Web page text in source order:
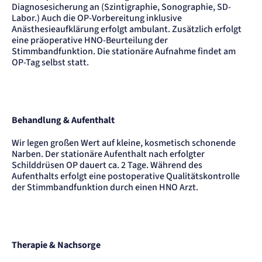
Diagnosesicherung an (Szintigraphie, Sonographie, SD-
Labor.) Auch die OP-Vorbereitung inklusive
Anästhesieaufklärung erfolgt ambulant. Zusätzlich erfolgt
eine präoperative HNO-Beurteilung der
Stimmbandfunktion. Die stationäre Aufnahme findet am
OP-Tag selbst statt.
Behandlung & Aufenthalt
Wir legen großen Wert auf kleine, kosmetisch schonende
Narben. Der stationäre Aufenthalt nach erfolgter
Schilddrüsen OP dauert ca. 2 Tage. Während des
Aufenthalts erfolgt eine postoperative Qualitätskontrolle
der Stimmbandfunktion durch einen HNO Arzt.
Therapie & Nachsorge